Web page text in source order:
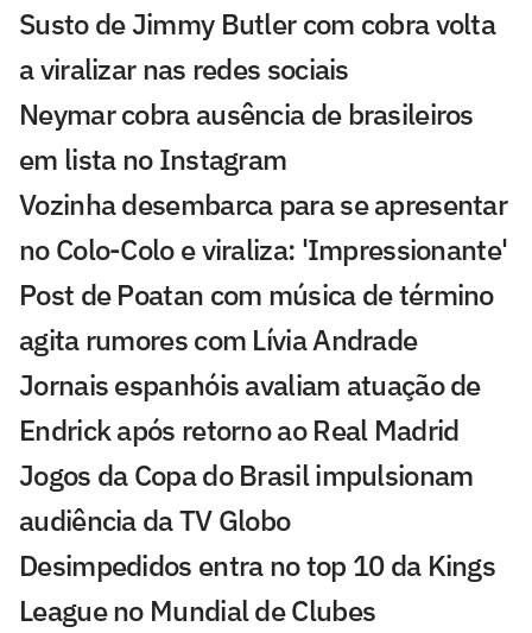
Susto de Jimmy Butler com cobra volta
a viralizar nas redes sociais
Neymar cobra ausência de brasileiros
em lista no Instagram
Vozinha desembarca para se apresentar
no Colo-Colo e viraliza: 'Impressionante'
Post de Poatan com música de término
agita rumores com Lívia Andrade
Jornais espanhóis avaliam atuação de
Endrick após retorno ao Real Madrid
Jogos da Copa do Brasil impulsionam
audiência da TV Globo
Desimpedidos entra no top 10 da Kings
League no Mundial de Clubes